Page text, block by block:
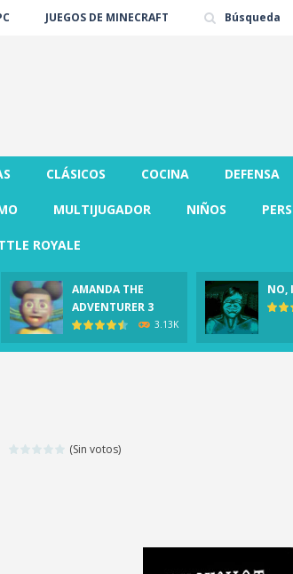
JUEGOS DE MINECRAFT Búsqueda
CLÁSICOS COCINA DEFENSA
MULTIJUGADOR NIÑOS
ROYALE
AMANDA THE
ADVENTURER 3
3.13K
NO,
(Sin votos)